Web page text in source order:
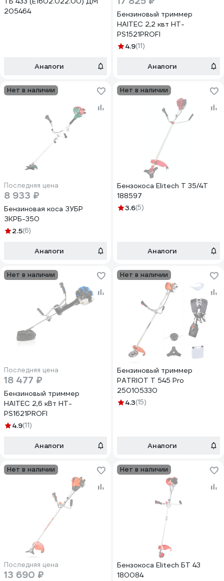
205464
Аналоги
Бензиновый триммер
HAITEC 2,2 квт HT-
PS1521PROFI
4.9(11)
Аналоги
Нет в наличии
Последняя цена
8 933 ₽
Бензиновая коса ЗУБР
ЗКРБ-350
2.5(6)
Аналоги
Нет в наличии
Бензокоса Elitech Т 35/4Т
188597
3.6(5)
Аналоги
Нет в наличии
Последняя цена
18 477 ₽
Бензиновый триммер
HAITEC 2,6 кВт HT-
PS1621PROFI
4.9(11)
Аналоги
Нет в наличии
Бензиновый триммер
PATRIOT T 545 Pro
250105330
4.3(15)
Аналоги
Нет в наличии
Последняя цена
13 690 ₽
Нет в наличии
Бензокоса Elitech БТ 43
180084